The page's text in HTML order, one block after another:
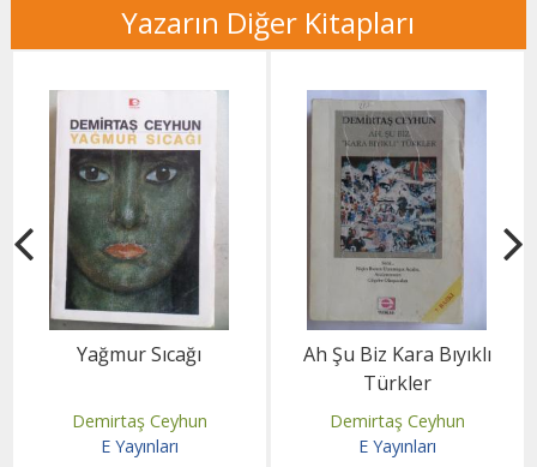
Yazarın Diğer Kitapları
Yağmur Sıcağı
Demirtaş Ceyhun
E Yayınları
Ah Şu Biz Kara Bıyıklı
Türkler
Demirtaş Ceyhun
E Yayınları